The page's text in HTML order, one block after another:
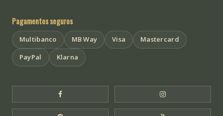
Pagamentos seguros
Multibanco MB Way Visa
Mastercard
PayPal
Klarna
Facebook Templo de Buda Instagram